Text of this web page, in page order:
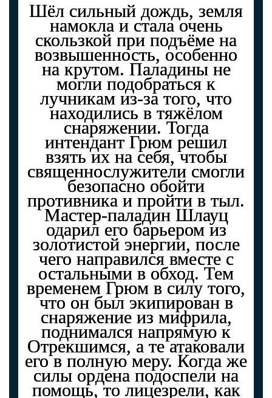
Шёл сильный дождь, земля
намокла и стала очень
скользкой при подъёме на
возвышенность, особенно
на крутом. Паладины не
могли подобраться к
лучникам из-за того, что
находились в тяжёлом
снаряжении. Тогда
интендант Грюм решил
взять их на себя, чтобы
священнослужители смогли
безопасно обойти
противника и пройти в тыл.
Мастер-паладин Шлауц
одарил его барьером из
золотистой энергии, после
чего направился вместе с
остальными в обход. Тем
временем Грюм в силу того,
что он был экипирован в
снаряжение из мифрила,
поднимался напрямую к
Отрекшимся, а те атаковали
его в полную меру. Когда же
силы ордена подоспели на
помощь, то лицезрели, как